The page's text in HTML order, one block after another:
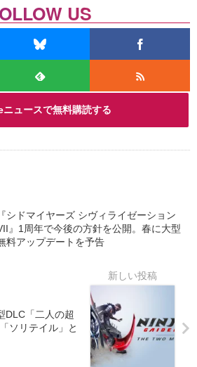
ュースで無料購読する
US
『シドマイヤーズ シヴィライゼーション
』1周年で今後の方針を公開。春に大型
料アップデートを予告
DLC「二人の超
ソリテイル」と